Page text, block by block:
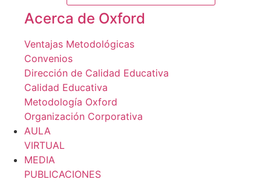
Acerca de Oxford
Ventajas Metodológicas
Convenios
Dirección de Calidad Educativa
Calidad Educativa
Metodología Oxford
Organización Corporativa
AULA
VIRTUAL
MEDIA
PUBLICACIONES